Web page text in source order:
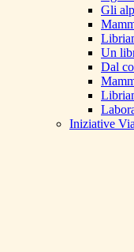
Gli
Un
Dal
Iniziative